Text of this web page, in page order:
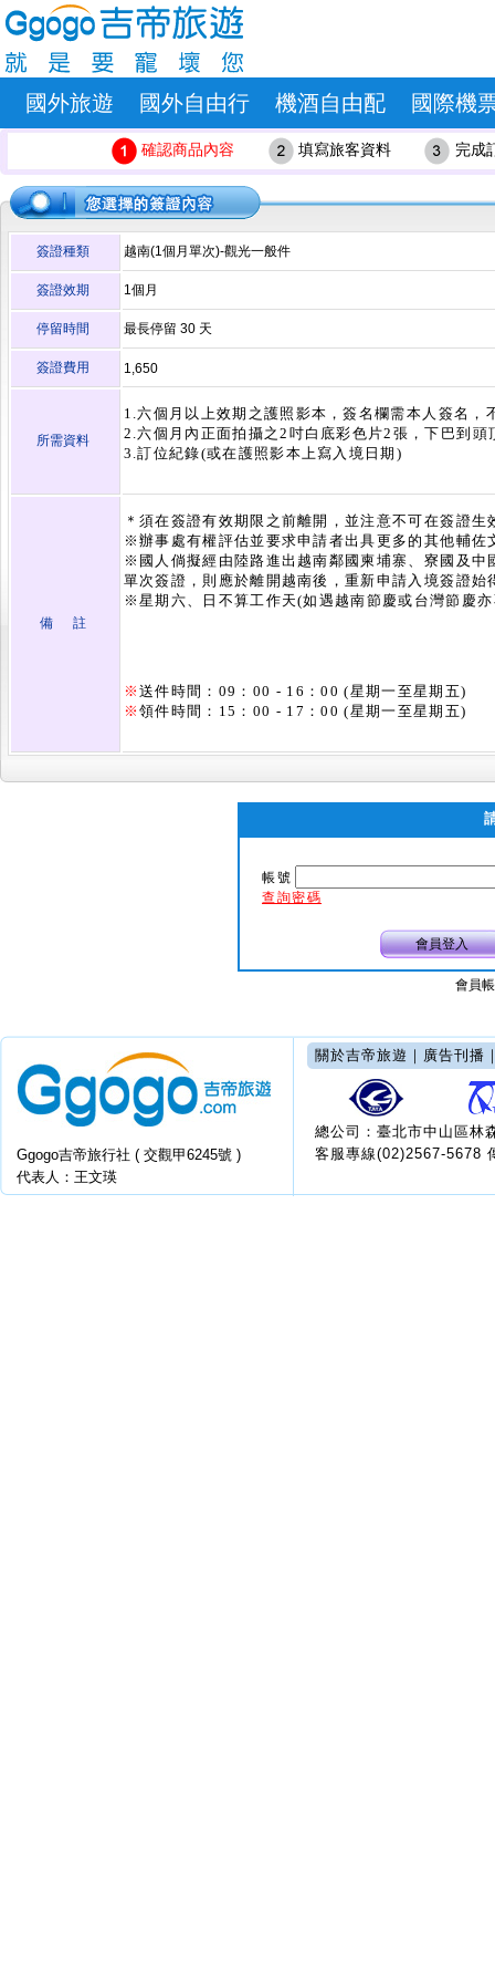
國外旅遊 國外自由行 機酒自由配 國際機
確認商品內容 填寫旅客資料 完成
簽證種類 越南(1個月單次)-觀光一般件
簽證效期 1個月
停留時間 最長停留 30天
簽證費用 1,650
所需資料
1.六個月以上效期之護照影本，簽名欄需本人簽名，
2.六個月內正面拍攝之2吋白底彩色片2張，下巴到
3.訂位紀錄(或在護照影本上寫入境日期)
備 註
＊須在簽證有效期限之前離開，並注意不可在簽證生
※辦事處有權評估並要求申請者出具更多的其他輔佐
※國人倘擬經由陸路進出越南鄰國柬埔寨、寮國及
單次簽證，則應於離開越南後，重新申請入境簽證始
※星期六、日不算工作天(如遇越南節慶或台灣節慶
※ 送件時間：09：00 - 16：00 (星期一至星期五)
※ 領件時間：15：00 - 17：00 (星期一至星期五)
帳號
查詢密碼
會員登入
會員